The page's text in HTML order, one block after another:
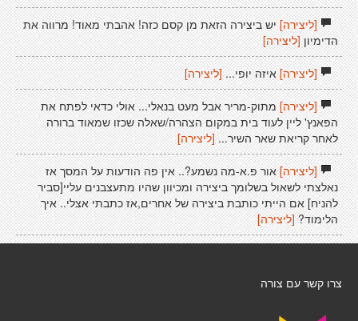
[ליצירה]יש ביצירה הזאת מן קסם כזה! אהבתי מאוד! מרווה את
הדימיון[ליצירה]
[ליצירה]איזה יופי... [ליצירה]
[ליצירה]מתוק-מריר אבל מעט בנאלי... אולי כדאי לפתח את
הפאנץ' ליין לעוד בית במקום הצהרה/שאלה שכזו שמאוד ברורה
לאחר קריאת שאר השיר... [ליצירה]
[ליצירה]אור פ.א-מה נשמע?.. אין פה הודעות על המסך אז
נאלצתי לשאול בשלומך ביצירה ומכיוון שהיו מתעצבנים עליי[סביר
להניח] אם הייתי כותבת ביצירה של אחרים,אז כתבתי אצלי.. איך
הלימוד? [ליצירה]
צרו קשר עם צורה